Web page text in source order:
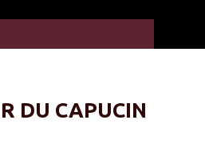
DU CAPUCIN